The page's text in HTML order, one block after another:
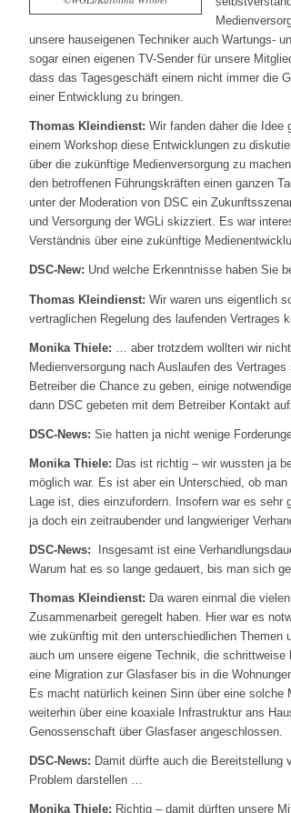
unsere hauseigenen Techniker auch Wartungs-
sogar einen eigenen TV-Sender für unsere
dass das Tagesgeschäft einem nicht immer die
einer Entwicklung zu bringen.
Thomas Kleindienst: Wir fanden daher die Idee
einem Workshop diese Entwicklungen zu
über die zukünftige Medienversorgung zu
den betroffenen Führungskräften einen ganzen
unter der Moderation von DSC ein
und Versorgung der WGLi skizziert. Es war
Verständnis über eine zukünftige
DSC-New: Und welche Erkenntnisse haben Sie
Thomas Kleindienst: Wir waren uns eigentlich
vertraglichen Regelung des laufenden Vertrages
Monika Thiele: … aber trotzdem wollten wir
Medienversorgung nach Auslaufen des
Betreiber die Chance zu geben, einige
dann DSC gebeten mit dem Betreiber Kontakt
DSC-News: Sie hatten ja nicht wenige
Monika Thiele: Das ist richtig – wir wussten ja
möglich war. Es ist aber ein Unterschied, ob
Lage ist, dies einzufordern. Insofern war es sehr
ja doch ein zeitraubender und langwieriger
DSC-News: Insgesamt ist eine
Warum hat es so lange gedauert, bis man sich
Thomas Kleindienst: Da waren einmal die
Zusammenarbeit geregelt haben. Hier war es
wie zukünftig mit den unterschiedlichen Themen
auch um unsere eigene Technik, die
eine Migration zur Glasfaser bis in die
Es macht natürlich keinen Sinn über eine solche
weiterhin über eine koaxiale Infrastruktur ans
Genossenschaft über Glasfaser angeschlossen.
DSC-News: Damit dürfte auch die Bereitstellung
Problem darstellen …
Monika Thiele: Richtig – damit dürften unsere